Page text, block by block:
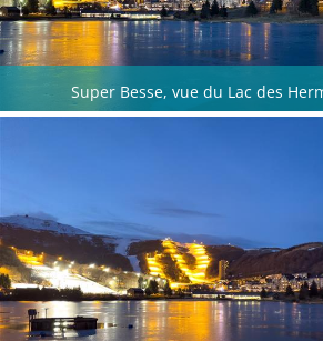
Super Besse, vue du Lac des